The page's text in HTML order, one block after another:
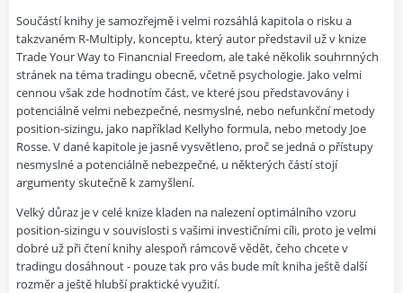
Součástí knihy je samozřejmě i velmi rozsáhlá kapitola o risku a
takzvaném R-Multiply, konceptu, který autor představil už v knize
Trade Your Way to Financnial Freedom, ale také několik souhrnných
stránek na téma tradingu obecně, včetně psychologie. Jako velmi
cennou však zde hodnotím část, ve které jsou představovány i
potenciálně velmi nebezpečné, nesmyslné, nebo nefunkční metody
position-sizingu, jako například Kellyho formula, nebo metody Joe
Rosse. V dané kapitole je jasně vysvětleno, proč se jedná o přístupy
nesmyslné a potenciálně nebezpečné, u některých částí stojí
argumenty skutečně k zamyšlení.
Velký důraz je v celé knize kladen na nalezení optimálního vzoru
position-sizingu v souvislosti s vašimi investičními cíli, proto je velmi
dobré už při čtení knihy alespoň rámcově vědět, čeho chcete v
tradingu dosáhnout - pouze tak pro vás bude mít kniha ještě další
rozměr a ještě hlubší praktické využití.